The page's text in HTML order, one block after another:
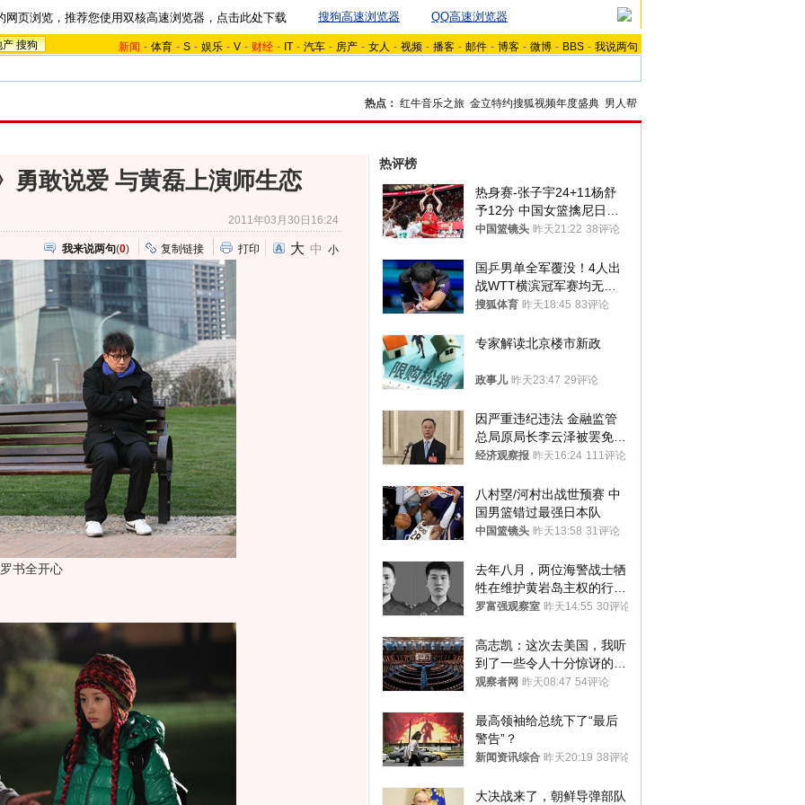
网页浏览，推荐您使用双核高速浏览器，点击此处下载 搜狗高速浏览器 QQ高速浏览器
产 搜狗 新闻 - 体育 - S - 娱乐 - V - 财经 - IT - 汽车 - 房产 - 女人 - 视频 - 播客 - 邮件 - 博客 - 微博 - BBS - 我说两句
热点： 红牛音乐之旅 金立特约搜狐视频年度盛典 男人帮
勇敢说爱 与黄磊上演师生恋
2011年03月30日16:24
我来说两句(0) 复制链接 打印 大 中 小
书全开心
热评榜
热身赛-张子宇24+11杨舒
予12分 中国女篮擒尼日利
亚
中国篮镜头 昨天21:22 38评论
国乒男单全军覆没！4人出
战WTT横滨冠军赛均无缘
八强
搜狐体育 昨天18:45 83评论
专家解读北京楼市新政
政事儿 昨天23:47 29评论
因严重违纪违法 金融监管
总局原局长李云泽被罢免全
国人大代表
经济观察报 昨天16:24 111评论
八村塁/河村出战世预赛 中
国男篮错过最强日本队
中国篮镜头 昨天13:58 31评论
去年八月，两位海警战士牺
牲在维护黄岩岛主权的行动
中
罗富强观察室 昨天14:55 30评论
高志凯：这次去美国，我听
到了一些令人十分惊讶的消
息
观察者网 昨天08:47 54评论
最高领袖给总统下了“最后
警告”？
新闻资讯综合 昨天20:19 38评论
大决战来了，朝鲜导弹部队